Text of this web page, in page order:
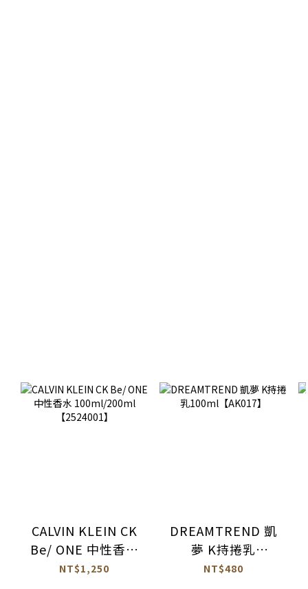
CALVIN KLEIN CK
Be/ ONE 中性香水
100ml/200ml
NT$1,250
DREAMTREND 凱
夢 K持捲乳
100ml【AK017】
NT$480